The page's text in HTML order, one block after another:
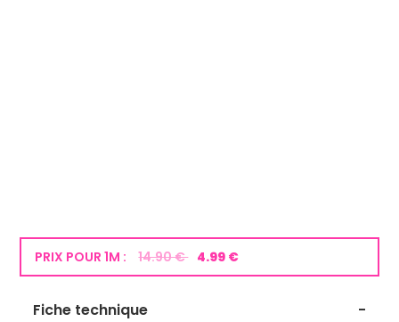
PRIX POUR 1M : 14.90 € 4.99 €
Fiche technique -